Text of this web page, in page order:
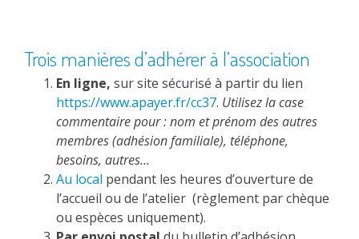
Trois manières d’adhérer à l’association
En ligne, sur site sécurisé à partir du lien
https://www.apayer.fr/cc37. Utilisez la case
commentaire pour : nom et prénom des autres
membres (adhésion familiale), téléphone,
besoins, autres…
Au local pendant les heures d’ouverture de
l’accueil ou de l’atelier (règlement par chèque
ou espèces uniquement).